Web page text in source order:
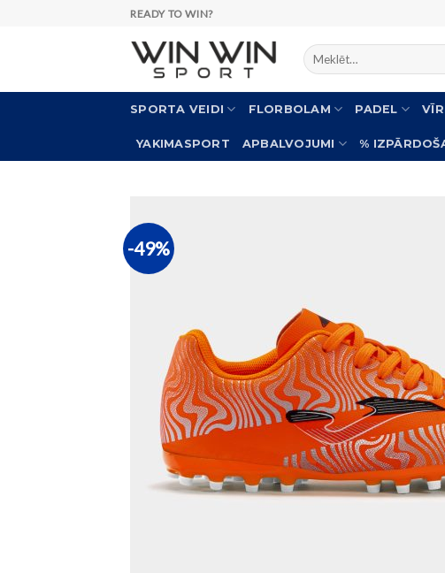
READY TO WIN?
Meklēt:
SPORTA VEIDI FLORBOLAM PADEL
YAKIMASPORT APBALVOJUMI %
-49%